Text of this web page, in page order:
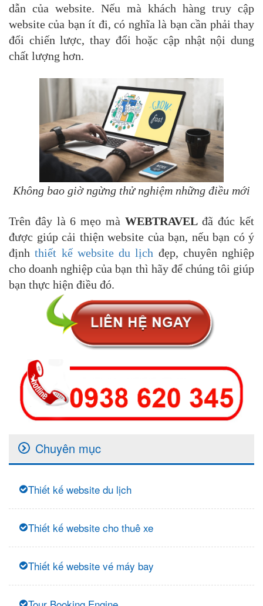
dẫn của website. Nếu mà khách hàng truy cập
website của bạn ít đi, có nghĩa là bạn cần phải thay
đổi chiến lược, thay đổi hoặc cập nhật nội dung
chất lượng hơn.
Không bao giờ ngừng thử nghiệm những điều mới
Trên đây là 6 mẹo mà WEBTRAVELđã đúc kết
được giúp cải thiện website của bạn, nếu bạn có ý
địnhthiết kế website du lịch đẹp, chuyên nghiệp
cho doanh nghiệp của bạn thì hãy để chúng tôi giúp
bạn thực hiện điều đó.
Chuyên mục
Thiết kế website du lịch
Thiết kế website cho thuê xe
Thiết kế website vé máy bay